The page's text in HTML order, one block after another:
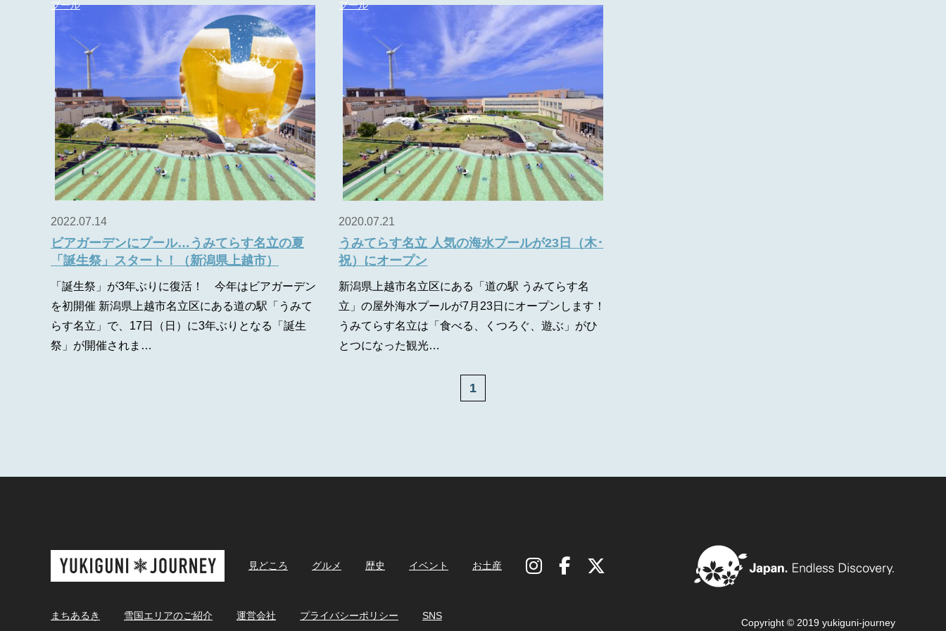
プール
2022.07.14
ビアガーデンにプール…うみてらす名立の夏
「誕生祭」スタート！（新潟県上越市）
「誕生祭」が3年ぶりに復活！ 今年はビアガーデン
を初開催 新潟県上越市名立区にある道の駅「うみて
らす名立」で、17日（日）に3年ぶりとなる「誕生
祭」が開催されま…
プール
2020.07.21
うみてらす名立 人気の海水プールが23日（木･
祝）にオープン
新潟県上越市名立区にある「道の駅 うみてらす名
立」の屋外海水プールが7月23日にオープンします！
うみてらす名立は「食べる、くつろぐ、遊ぶ」がひ
とつになった観光…
1
見どころ グルメ 歴史 イベント お土産
まちあるき 雪国エリアのご紹介 運営会社 プライバシーポリシー SNS
Copyright © 2019 yukiguni-journey